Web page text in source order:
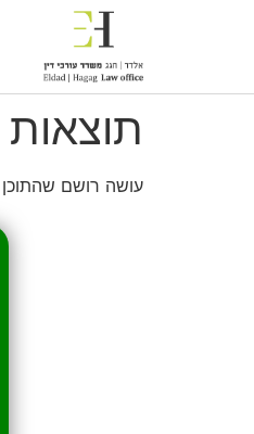
עושה רושם